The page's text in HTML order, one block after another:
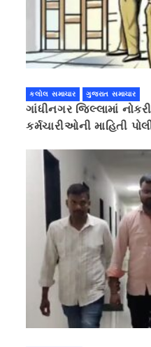
કલોલ સમાચાર ગુજરાત સમાચાર
ગાંધીનગર જિલ્લામાં
કર્મચારીઓની માહિતી